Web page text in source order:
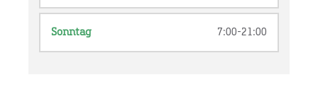
Sonntag 7:00-21:00